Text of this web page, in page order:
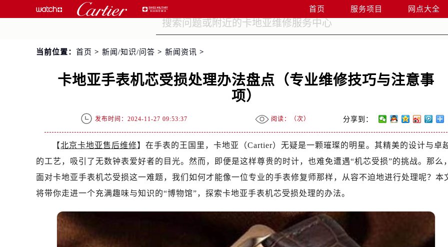
首页 服务项目 网点大全
当前位置： 首页 > 新闻/知识/问答 > 新闻资讯 >
卡地亚手表机芯受损处理办法盘点（专业维修技巧与注意事
项）
发布时间：2024-11-27 09:53:37 阅读：（次） 分享到：
【北京卡地亚售后维修】在手表的王国里，卡地亚（Cartier）无疑是一颗璀璨的明星。其精美的设计与卓
的工艺，吸引了无数钟表爱好者的目光。然而，即便是这样尊贵的时计，也难免遭遇“机芯受损”的挑战。那么
面对卡地亚手表机芯受损这一难题，我们如何才能像一位专业的手表修复师那样，从容不迫地进行处理呢？本
将带你走进一个充满趣味与知识的“博物馆”，探索卡地亚手表机芯受损处理的办法。